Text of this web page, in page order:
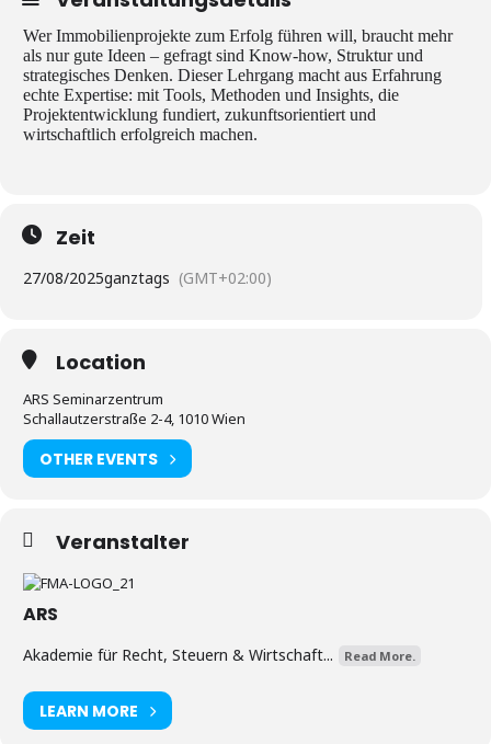
Wer Immobilienprojekte zum Erfolg führen will, braucht mehr
als nur gute Ideen – gefragt sind Know-how, Struktur und
strategisches Denken. Dieser Lehrgang macht aus Erfahrung
echte Expertise: mit Tools, Methoden und Insights, die
Projektentwicklung fundiert, zukunftsorientiert und
wirtschaftlich erfolgreich machen.
Zeit
27/08/2025ganztags (GMT+02:00)
Location
ARS Seminarzentrum
Schallautzerstraße 2-4, 1010 Wien
OTHER EVENTS
Veranstalter
ARS
Akademie für Recht, Steuern & Wirtschaft... Read More.
LEARN MORE